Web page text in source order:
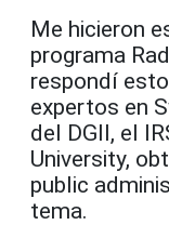
Me hicieron
programa
respondí
expertos en
del DGII, el
University,
public
tema.